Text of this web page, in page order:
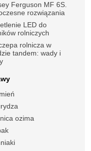
Ferguson MF 6S.
rozwiązania
LED do
rolniczych
rolnicza w
tandem: wady i
ozima